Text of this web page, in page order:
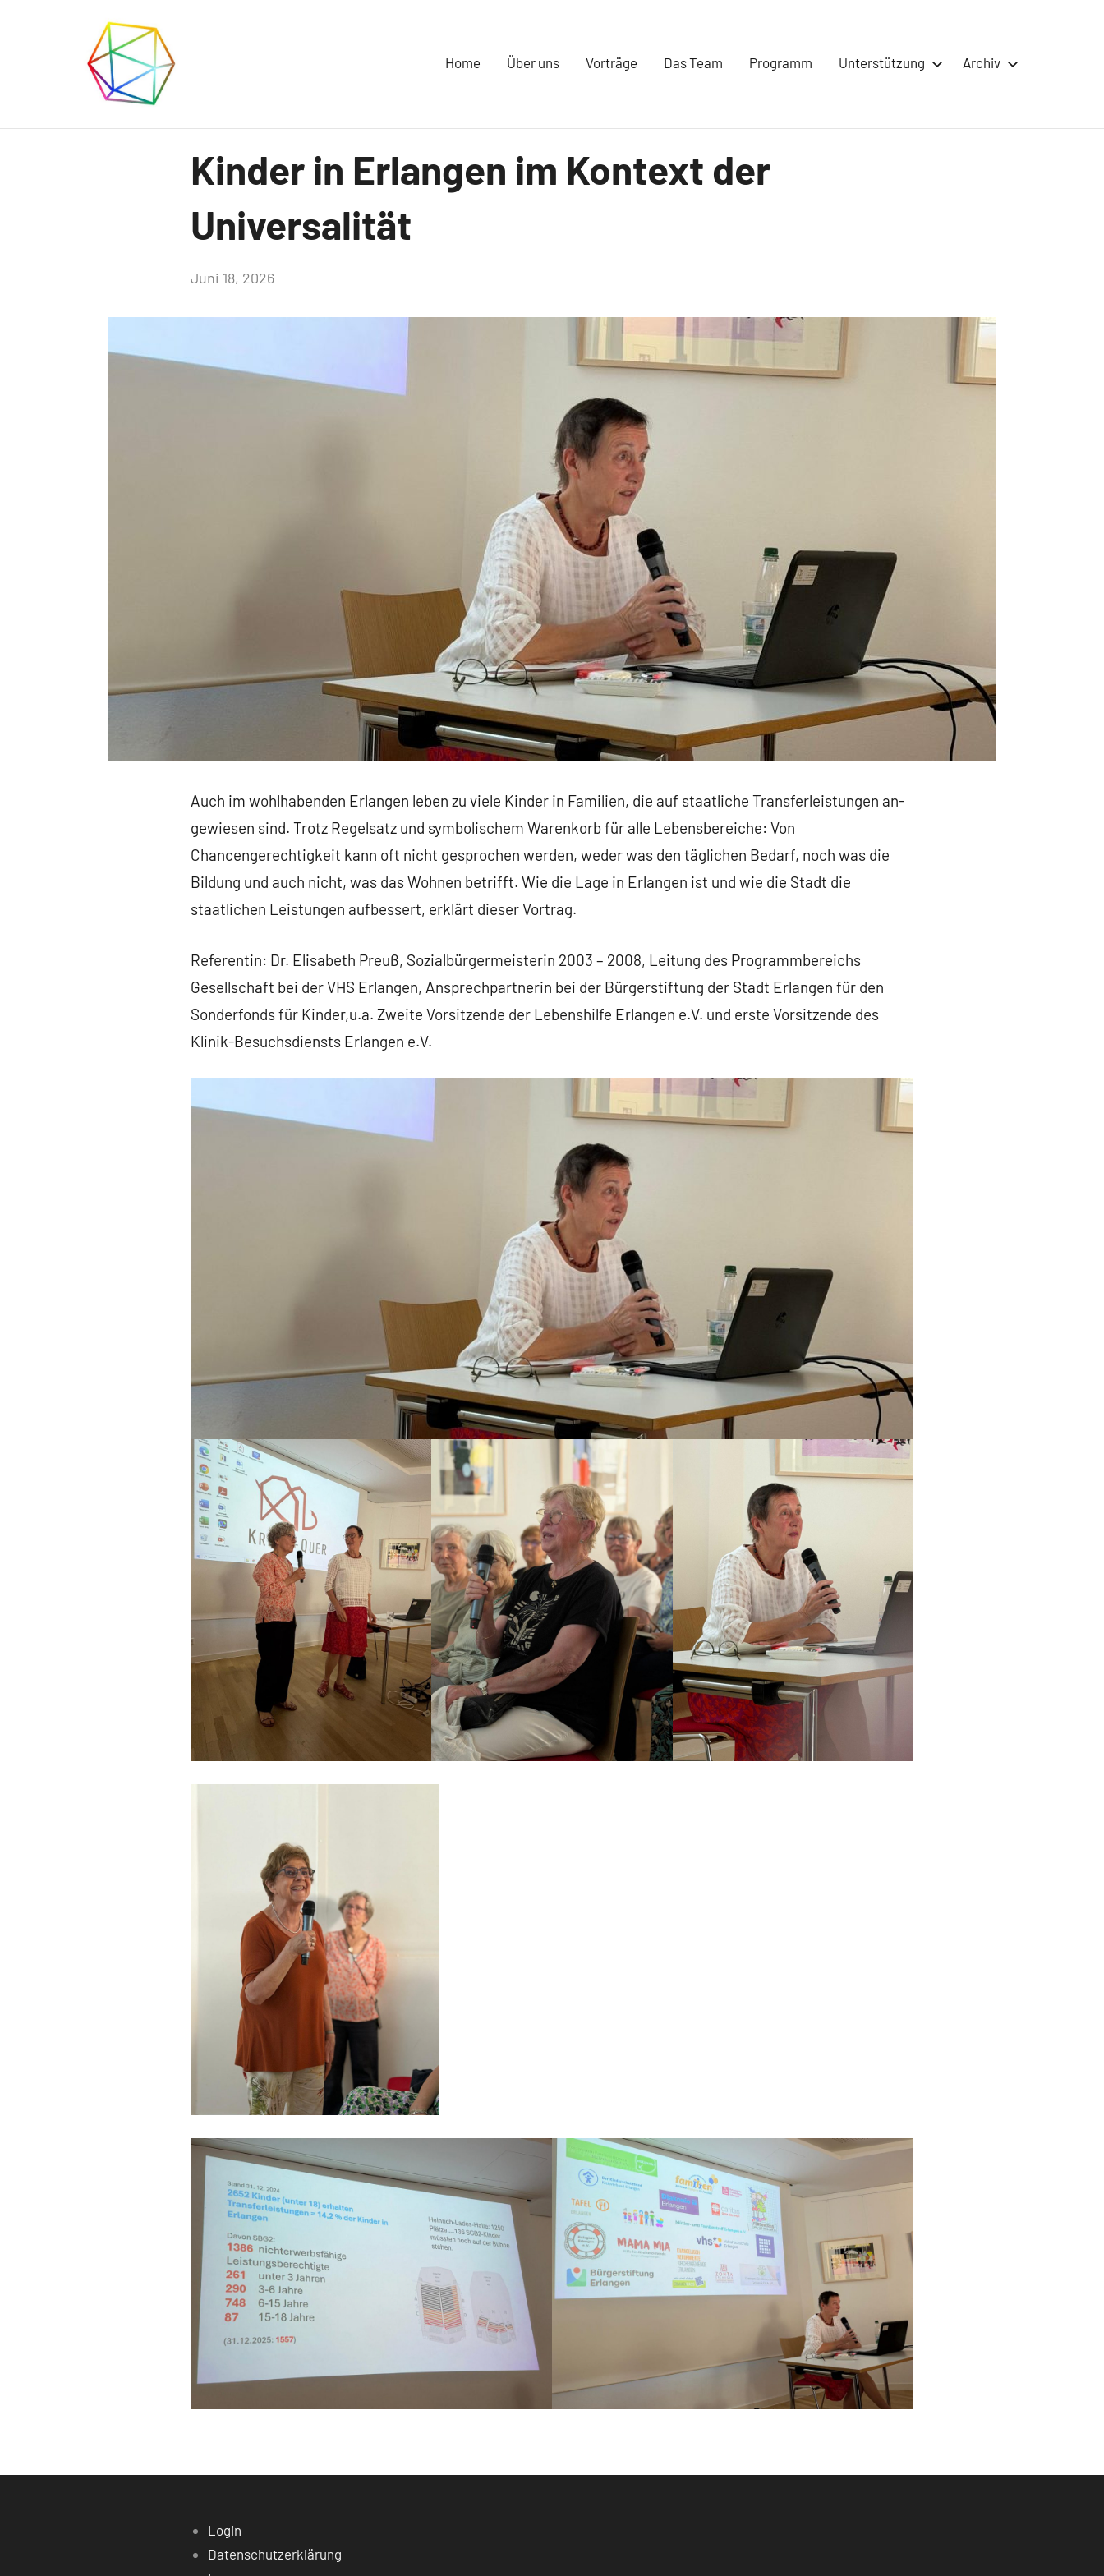
vielseitig
Interessierter
e.V.
Home Über uns Vorträge Das Team Programm Unterstützung Archiv
Uncategorized
Kinder in Erlangen im Kontext der
Universalität
von
Juni 18, 2026
Auch im wohlhabenden Erlangen leben zu viele Kinder in Familien, die auf staatliche Transferleistungen an-
gewiesen sind. Trotz Regelsatz und symbolischem Warenkorb für alle Lebensbereiche: Von
Chancengerechtigkeit kann oft nicht gesprochen werden, weder was den täglichen Bedarf, noch was die
Bildung und auch nicht, was das Wohnen betrifft. Wie die Lage in Erlangen ist und wie die Stadt die
staatlichen Leistungen aufbessert, erklärt dieser Vortrag.
Referentin: Dr. Elisabeth Preuß, Sozialbürgermeisterin 2003 – 2008, Leitung des Programmbereichs
Gesellschaft bei der VHS Erlangen, Ansprechpartnerin bei der Bürgerstiftung der Stadt Erlangen für den
Sonderfonds für Kinder,u.a. Zweite Vorsitzende der Lebenshilfe Erlangen e.V. und erste Vorsitzende des
Klinik-Besuchsdiensts Erlangen e.V.
Login
Datenschutzerklärung